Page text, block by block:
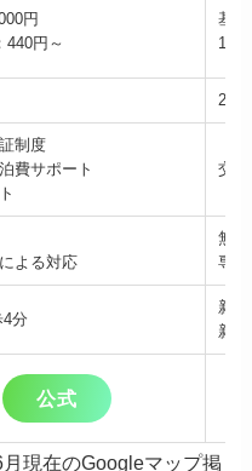
円
440円～
基
1グ
20
制度
費サポート
交
よる対応
無料
専
分
新
新
公式
現在のGoogleマップ掲